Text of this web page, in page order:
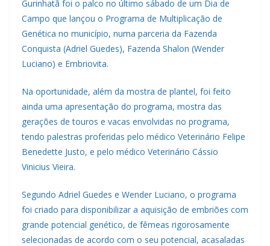
Gurinhatã foi o palco no último sábado de um Dia de
Campo que lançou o Programa de Multiplicação de
Genética no município, numa parceria da Fazenda
Conquista (Adriel Guedes), Fazenda Shalon (Wender
Luciano) e Embriovita.
Na oportunidade, além da mostra de plantel, foi feito
ainda uma apresentação do programa, mostra das
gerações de touros e vacas envolvidas no programa,
tendo palestras proferidas pelo médico Veterinário Felipe
Benedette Justo, e pelo médico Veterinário Cássio
Vinicius Vieira.
Segundo Adriel Guedes e Wender Luciano, o programa
foi criado para disponibilizar a aquisição de embriões com
grande potencial genético, de fêmeas rigorosamente
selecionadas de acordo com o seu potencial, acasaladas